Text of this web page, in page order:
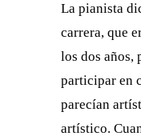
La pianista
carrera, que
los dos años,
participar en
parecían
artístico.